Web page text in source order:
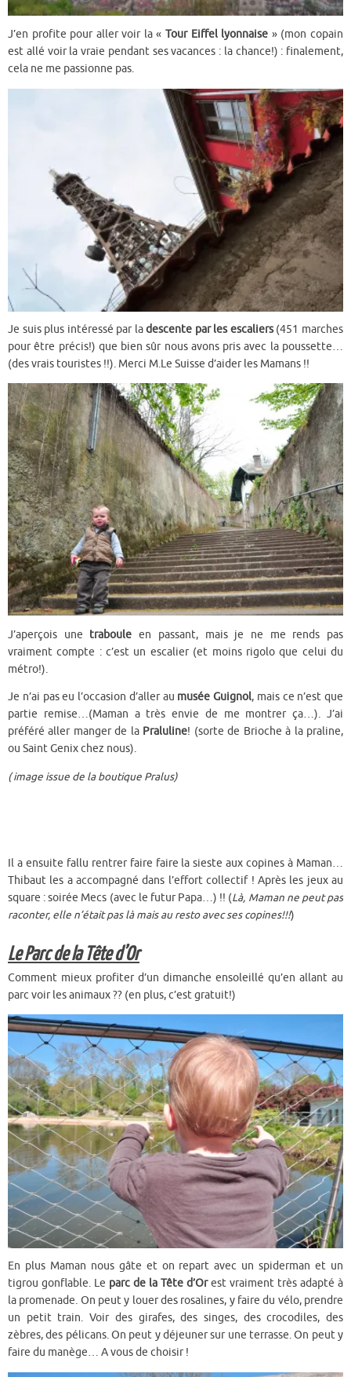
J’en profite pour aller voir la «Tour Eiffel lyonnaise » (mon copain
est allé voir la vraie pendant ses vacances : la chance!) : finalement,
cela ne me passionne pas.
Je suis plus intéressé par ladescente par les escaliers(451 marches
pour être précis!) que bien sûr nous avons pris avec la poussette…
(des vrais touristes !!). Merci M.Le Suisse d’aider les Mamans !!
J’aperçois une traboule en passant, mais je ne me rends pas
vraiment compte : c’est un escalier (et moins rigolo que celui du
métro!).
Je n’ai pas eu l’occasion d’aller au musée Guignol, mais ce n’est que
partie remise…(Maman a très envie de me montrer ça…). J’ai
préféré aller manger de la Praluline! (sorte de Brioche à la praline,
ou Saint Genix chez nous).
( image issue de la boutique Pralus)
Il a ensuite fallu rentrer faire faire la sieste aux copines à Maman…
Thibaut les a accompagné dans l’effort collectif ! Après les jeux au
square : soirée Mecs (avec le futur Papa…) !! (Là, Maman ne peut pas
raconter, elle n’était pas là mais au resto avec ses copines!!!)
Le Parc de la Tête d’Or
Comment mieux profiter d’un dimanche ensoleillé qu’en allant au
parc voir les animaux ?? (en plus, c’est gratuit!)
En plus Maman nous gâte et on repart avec un spiderman et un
tigrou gonflable. Le parc de la Tête d’Orest vraiment très adapté à
la promenade. On peut y louer des rosalines, y faire du vélo, prendre
un petit train. Voir des girafes, des singes, des crocodiles, des
zèbres, des pélicans. On peut y déjeuner sur une terrasse. On peut y
faire du manège… A vous de choisir !